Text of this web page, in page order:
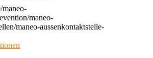
maneo-
maneo-
maneo-aussenkontaktstelle-